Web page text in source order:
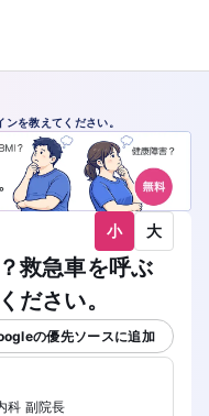
を教えてください。
小 大
救急車を呼ぶ
ださい。
の優先ソースに追加
科 副院長